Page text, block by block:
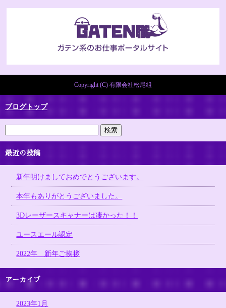
Copyright (C) 有限会社松尾組
ブログトップ
最近の投稿
新年明けましておめでとうございます。
本年もありがとうございました。
3Dレーザースキャナーは凄かった！！
ユースエール認定
2022年 新年ご挨拶
アーカイブ
2023年1月